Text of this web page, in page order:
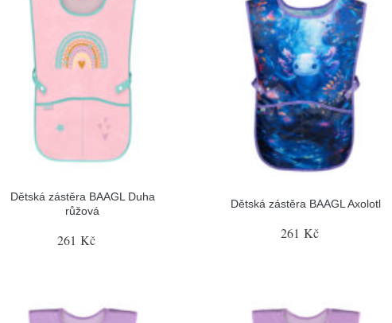
Dětská zástěra BAAGL Duha
růžová
261 Kč
Dětská zástěra BAAGL Axolotl
261 Kč